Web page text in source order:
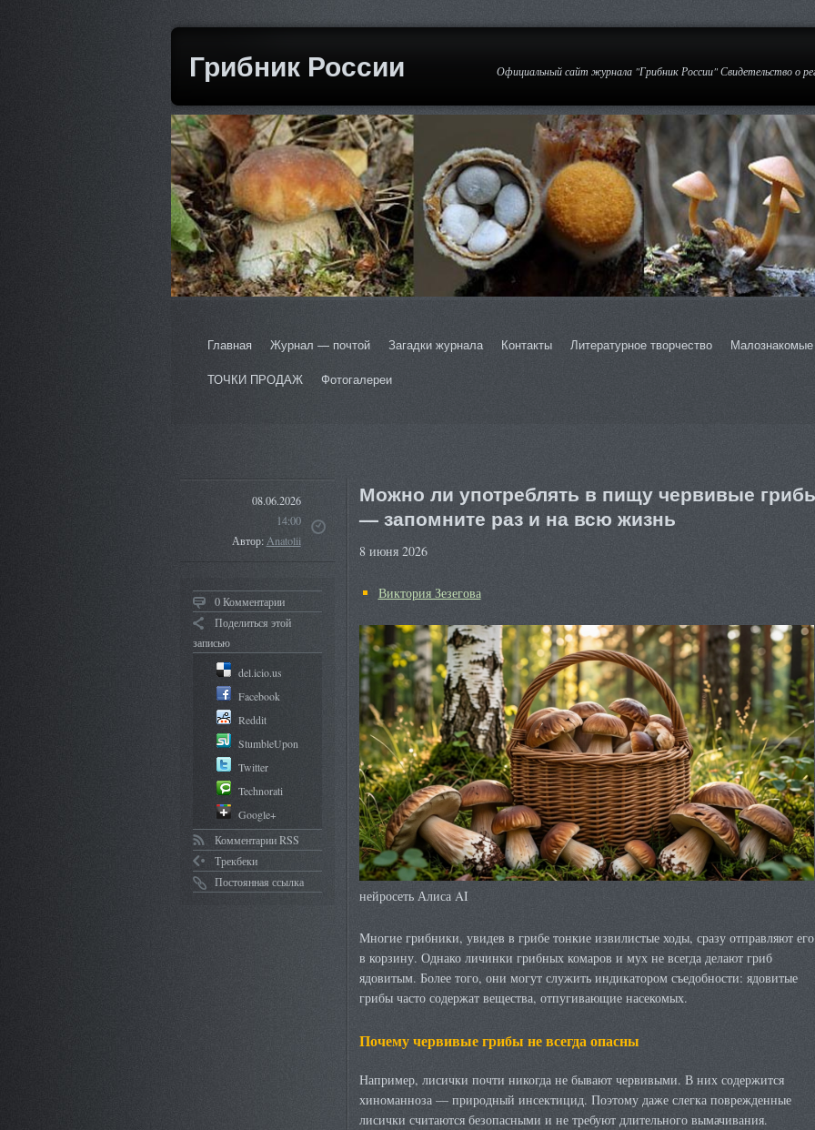
Грибник России Официальный сайт журнала "Грибник России" Свидетельство о
Главная Журнал — почтой Загадки журнала Контакты Литературное творчество
ТОЧКИ ПРОДАЖ
Фотогалереи
08.06.2026
14:00
Автор:Anatolii
0 Комментарии
Поделиться этой
записью
del.icio.us
Facebook
Reddit
StumbleUpon
Twitter
Technorati
Google+
Комментарии RSS
Трекбеки
Постоянная ссылка
Можно ли употреблять в пищу червивые
— запомните раз и на всю жизнь
8 июня 2026
Виктория Зезегова
нейросеть Алиса AI
Многие грибники, увидев в грибе тонкие извилистые ходы, сразу отправляют его
в корзину. Однако личинки грибных комаров и мух не всегда делают гриб
ядовитым. Более того, они могут служить индикатором съедобности: ядовитые
грибы часто содержат вещества, отпугивающие насекомых.
Почему червивые грибы не всегда опасны
Например, лисички почти никогда не бывают червивыми. В них содержится
хиноманноза — природный инсектицид. Поэтому даже слегка поврежденные
лисички считаются безопасными и не требуют длительного вымачивания.